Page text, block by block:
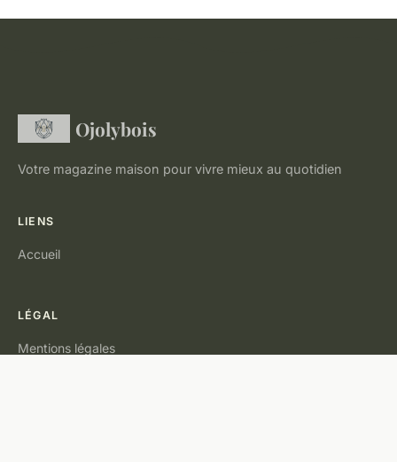
Ojolybois
Votre magazine maison pour vivre mieux au quotidien
LIENS
Accueil
LÉGAL
Mentions légales